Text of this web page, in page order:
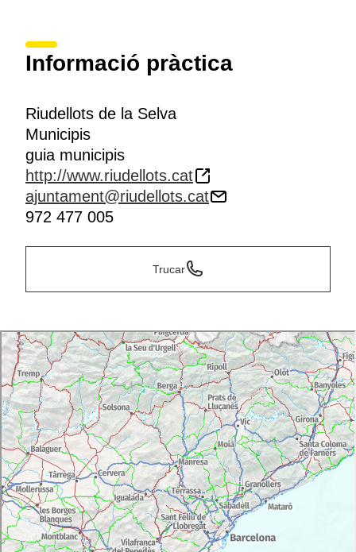
Informació pràctica
Riudellots de la Selva
Municipis
guia municipis
http://www.riudellots.cat
ajuntament@riudellots.cat
972 477 005
Trucar